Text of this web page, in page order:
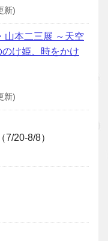
新)
本二三展 ～天空
け姫、時をかけ
新)
20-8/8）